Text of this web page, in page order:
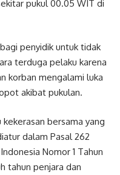
pukul 00.05 WIT di
penyidik untuk tidak
terduga pelaku karena
korban mengalami luka
akibat pukulan.
bersama yang
dalam Pasal 262
Nomor 1 Tahun
tahun penjara dan